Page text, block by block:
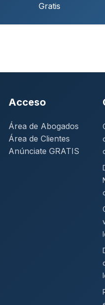
Gratis
Acceso
Área de Abogados
Área de Clientes
Anúnciate GRATIS